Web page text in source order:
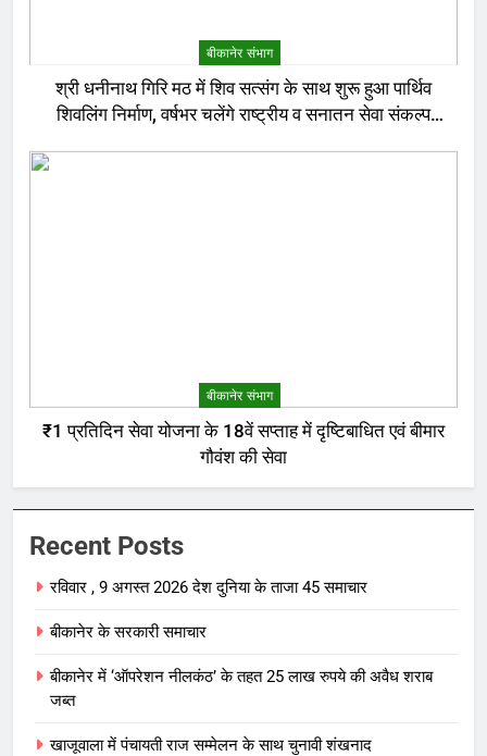
बीकानेर संभाग
श्री धनीनाथ गिरि मठ में शिव सत्संग के साथ शुरू हुआ पार्थिव
शिवलिंग निर्माण, वर्षभर चलेंगे राष्ट्रीय व सनातन सेवा संकल्प
बीकानेर संभाग
₹1 प्रतिदिन सेवा योजना के 18वें सप्ताह में दृष्टिबाधित एवं बीमार
गौवंश की सेवा
Recent Posts
रविवार , 9 अगस्त 2026 देश दुनिया के ताजा 45 समाचार
बीकानेर के सरकारी समाचार
बीकानेर में ‘ऑपरेशन नीलकंठ’ के तहत 25 लाख रुपये की अवैध शराब
जब्त
खाजूवाला में पंचायती राज सम्मेलन के साथ चुनावी शंखनाद